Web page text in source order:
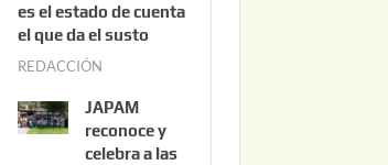
es el estado de cuenta
el que da el susto
REDACCIÓN
s
JAPAM
reconoce y
celebra a las